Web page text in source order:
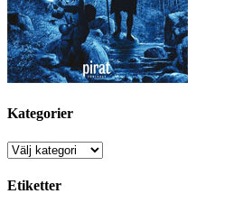
Kategorier
Kategorier
Etiketter